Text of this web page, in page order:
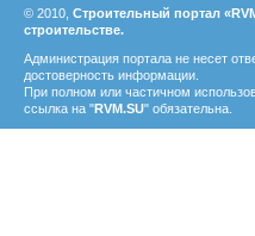
© 2010, Строительный портал
строительстве.
Администрация портала не несет
достоверность информации.
При полном или частичном
ссылка на "RVM.SU" обязательна.